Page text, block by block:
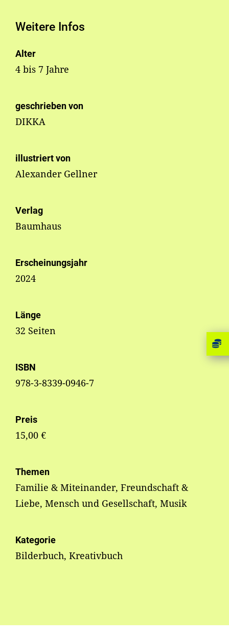
Weitere Infos
Alter
4 bis 7 Jahre
geschrieben von
DIKKA
illustriert von
Alexander Gellner
Verlag
Baumhaus
Erscheinungsjahr
2024
Länge
32 Seiten
ISBN
978-3-8339-0946-7
Preis
15,00 €
Themen
Familie & Miteinander, Freundschaft &
Liebe, Mensch und Gesellschaft, Musik
Kategorie
Bilderbuch, Kreativbuch